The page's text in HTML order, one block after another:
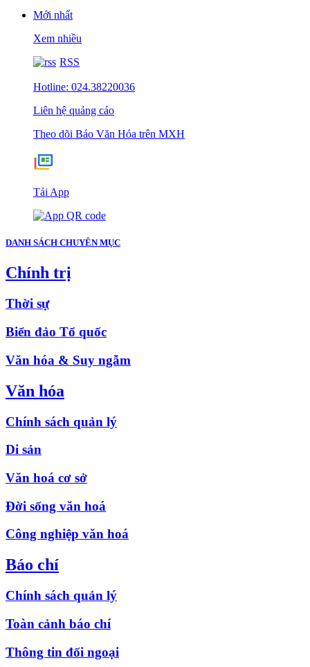
Mới nhất
Xem nhiều
RSS
Hotline: 024.38220036
Liên hệ quảng cáo
Theo dõi Báo Văn Hóa trên MXH
Tải App
DANH SÁCH CHUYÊN MỤC
Chính trị
Thời sự
Biển đảo Tổ quốc
Văn hóa & Suy ngẫm
Văn hóa
Chính sách quản lý
Di sản
Văn hoá cơ sở
Đời sống văn hoá
Công nghiệp văn hoá
Báo chí
Chính sách quản lý
Toàn cảnh báo chí
Thông tin đối ngoại